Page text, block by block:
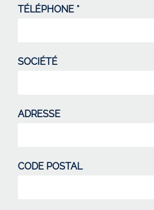
TÉLÉPHONE *
SOCIÉTÉ
ADRESSE
CODE POSTAL